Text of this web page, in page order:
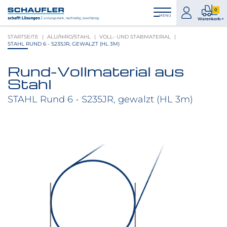
Inhalt
Hauptnavigation
Footernavigation
Logo
Schaufler
verlinkt
zur
MENÜ
zum
Konto
0
Warenkorb >
0
STARTSEITE ALU/NIRO/STAHL
VOLL- UND STABMATERIAL
STAHL RUND 6 - S235JR, GEWALZT (HL 3M)
Produktbilder
überspringen
Rund-Vollmaterial aus
Stahl
STAHL Rund 6 - S235JR, gewalzt (HL 3m)